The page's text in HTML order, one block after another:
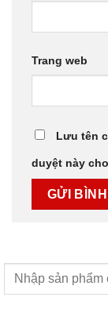
Trang web
Lưu tên
duyệt này